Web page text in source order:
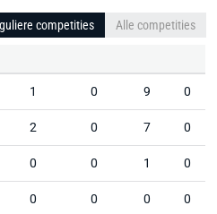
competities Alle competities
1 0 9 0
2 0 7 0
0 0 1 0
0 0 0 0